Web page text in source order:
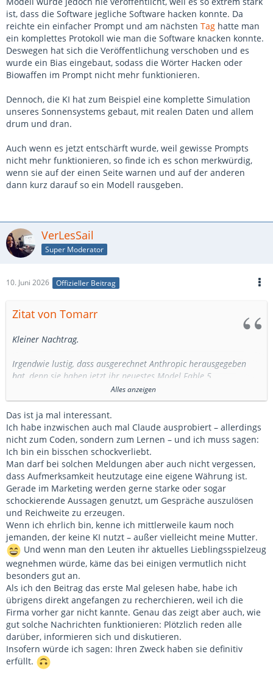
ist, dass die Software jegliche Software hacken konnte. Da
reichte ein einfacher Prompt und am nächsten Tag hatte man
ein komplettes Protokoll wie man die Software knacken konnte.
Deswegen hat sich die Veröffentlichung verschoben und es
wurde ein Bias eingebaut, sodass die Wörter Hacken oder
Biowaffen im Prompt nicht mehr funktionieren.
Dennoch, die KI hat zum Beispiel eine komplette Simulation
unseres Sonnensystems gebaut, mit realen Daten und allem
drum und dran.
Auch wenn es jetzt entschärft wurde, weil gewisse Prompts
nicht mehr funktionieren, so finde ich es schon merkwürdig,
wenn sie auf der einen Seite warnen und auf der anderen
dann kurz darauf so ein Modell rausgeben.
VerLesSail
Super Moderator
10. Juni 2026 Offizieller Beitrag
Zitat von Tomarr
Kleiner Nachtrag.
Irgendwie lustig, dass ausgerechnet Anthropic herausgegeben
hat, denn sie haben jetzt ihr neuestes Model Fable 5
Fable 5 ist derzeit das absolut überragenste KI-Modell weltweit.
So löst Fable 5 über 80 % der Codingaufgaben, die ihm gestellt
wurden korrekt. Zum Vergleich, das vorher beste KI-Modell
Claude Opus 4.8 löst 58 % korrekt und ChatGPT 5.5 55 % der
Aufgaben korrekt.
Fable 5 war vorher unter dem Namen Mythos bekannt. Das
Modell wurde jedoch nie veröffentlicht, weil es so extrem stark
ist, dass die Software jegliche Software hacken konnte. Da
reichte ein einfacher Prompt und am nächstenTaghatte man
ein komplettes Protokoll wie man die Software knacken konnte.
Deswegen hat sich die Veröffentlichung verschoben und es wurde
ein Bias eingebaut, sodass die Wörter Hacken oder Biowaffen im
Prompt nicht mehr funktionieren.
Dennoch, die KI hat zum Beispiel eine komplette Simulation
unseres Sonnensystems gebaut, mit realen Daten und allem
drum und dran.
Auch wenn es jetzt entschärft wurde, weil gewisse Prompts nicht
mehr funktionieren, so finde ich es schon merkwürdig, wenn sie
auf der einen Seite warnen und auf der anderen dann kurz
Alles anzeigen
Das ist ja mal interessant.
Ich habe inzwischen auch mal Claude ausprobiert – allerdings
nicht zum Coden, sondern zum Lernen – und ich muss sagen:
Ich bin ein bisschen schockverliebt.
Man darf bei solchen Meldungen aber auch nicht vergessen,
dass Aufmerksamkeit heutzutage eine eigene Währung ist.
Gerade im Marketing werden gerne starke oder sogar
schockierende Aussagen genutzt, um Gespräche auszulösen
und Reichweite zu erzeugen.
Wenn ich ehrlich bin, kenne ich mittlerweile kaum noch
jemanden, der keine KI nutzt – außer vielleicht meine Mutter.
Und wenn man den Leuten ihr aktuelles Lieblingsspielzeug
wegnehmen würde, käme das bei einigen vermutlich nicht
besonders gut an.
Als ich den Beitrag das erste Mal gelesen habe, habe ich
übrigens direkt angefangen zu recherchieren, weil ich die
Firma vorher gar nicht kannte. Genau das zeigt aber auch, wie
gut solche Nachrichten funktionieren: Plötzlich reden alle
darüber, informieren sich und diskutieren.
Insofern würde ich sagen: Ihren Zweck haben sie definitiv
erfüllt.